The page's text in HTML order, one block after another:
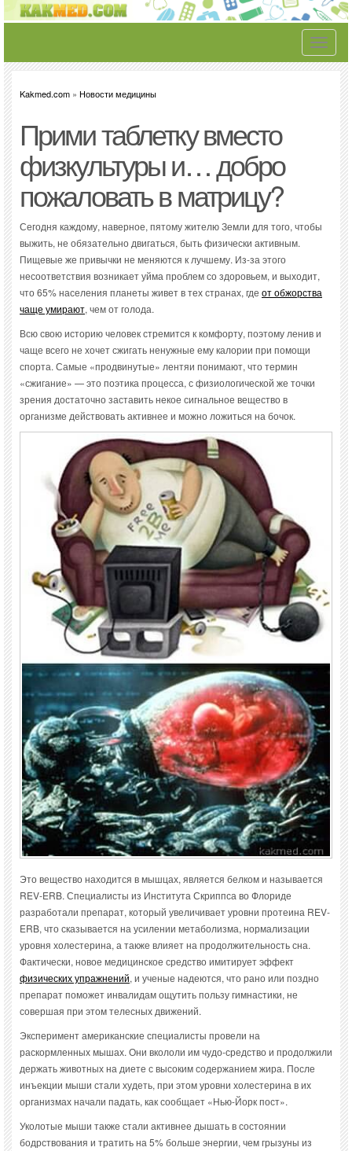
Toggle
Kakmed.com » Новости медицины
Прими таблетку вместо
физкультуры и… добро
пожаловать в матрицу?
Сегодня каждому, наверное, пятому жителю Земли для того, чтобы
выжить, не обязательно двигаться, быть физически активным.
Пищевые же привычки не меняются к лучшему. Из-за этого
несоответствия возникает уйма проблем со здоровьем, и выходит,
что 65% населения планеты живет в тех странах, где от обжорства
чаще умирают, чем от голода.
Всю свою историю человек стремится к комфорту, поэтому ленив и
чаще всего не хочет сжигать ненужные ему калории при помощи
спорта. Самые «продвинутые» лентяи понимают, что термин
«сжигание» — это поэтика процесса, с физиологической же точки
зрения достаточно заставить некое сигнальное вещество в
организме действовать активнее и можно ложиться на бочок.
Это вещество находится в мышцах, является белком и называется
REV-ERB. Специалисты из Института Скриппса во Флориде
разработали препарат, который увеличивает уровни протеина REV-
ERB, что сказывается на усилении метаболизма, нормализации
уровня холестерина, а также влияет на продолжительность сна.
Фактически, новое медицинское средство имитирует эффект
физических упражнений, и ученые надеются, что рано или поздно
препарат поможет инвалидам ощутить пользу гимнастики, не
совершая при этом телесных движений.
Эксперимент американские специалисты провели на
раскормленных мышах. Они вкололи им чудо-средство и продолжили
держать животных на диете с высоким содержанием жира. После
инъекции мыши стали худеть, при этом уровни холестерина в их
организмах начали падать, как сообщает «Нью-Йорк пост».
Уколотые мыши также стали активнее дышать в состоянии
бодрствования и тратить на 5% больше энергии, чем грызуны из